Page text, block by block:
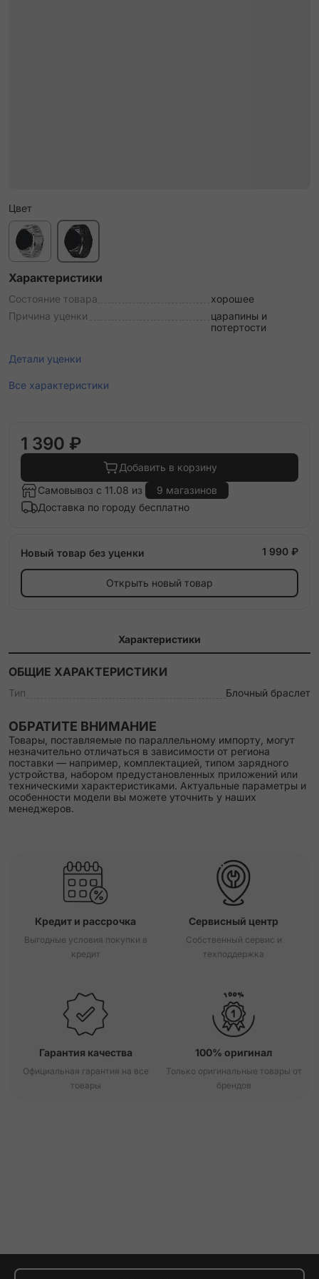
Цвет
Характеристики
Состояние товара
хорошее
Причина уценки
царапины и
потертости
Детали уценки
Все характеристики
1 390 ₽
Добавить в корзину
Самовывоз с 11.08 из
9 магазинов
Доставка по городу бесплатно
Новый товар без уценки 1 990 ₽
Открыть новый товар
Характеристики
ОБЩИЕ ХАРАКТЕРИСТИКИ
Тип Блочный браслет
ОБРАТИТЕ ВНИМАНИЕ
Товары, поставляемые по параллельному импорту, могут
незначительно отличаться в зависимости от региона
поставки — например, комплектацией, типом зарядного
устройства, набором предустановленных приложений или
техническими характеристиками. Актуальные параметры и
особенности модели вы можете уточнить у наших
менеджеров.
Кредит и рассрочка
Выгодные условия покупки в
кредит
Сервисный центр
Собственный сервис и
техподдержка
Гарантия качества
Официальная гарантия на все
товары
100% оригинал
Только оригинальные товары от
брендов